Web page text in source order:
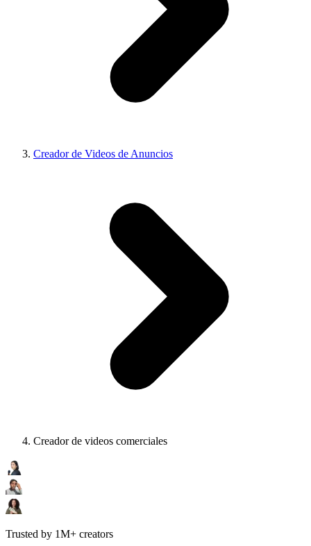
Creador de Videos de Anuncios
Creador de videos comerciales
Trusted by 1M+ creators